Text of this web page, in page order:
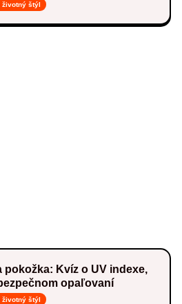
životný štýl
pokožka: Kvíz o UV indexe,
opaľovaní
životný štýl